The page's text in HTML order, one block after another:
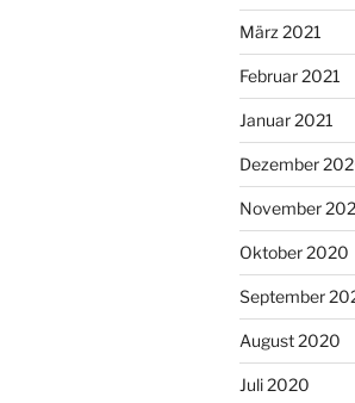
März 2021
Februar 2021
Januar 2021
Dezember
November
Oktober 2020
September
August 2020
Juli 2020